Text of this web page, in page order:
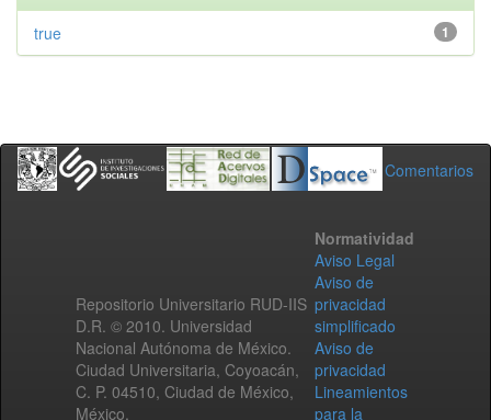
1
true
Comentarios
Repositorio Universitario RUD-IIS
D.R. © 2010. Universidad
Nacional Autónoma de México.
Ciudad Universitaria, Coyoacán,
C. P. 04510, Ciudad de México,
México.
Normatividad
Aviso Legal
Aviso de
privacidad
simplificado
Aviso de
privacidad
Lineamientos
para la